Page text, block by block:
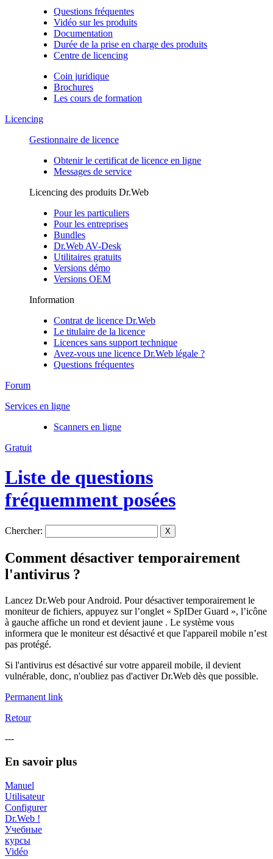
Questions fréquentes
Vidéo sur les produits
Documentation
Durée de la prise en charge des produits
Centre de licencing
Coin juridique
Brochures
Les cours de formation
Licencing
Gestionnaire de licence
Obtenir le certificat de licence en ligne
Messages de service
Licencing des produits Dr.Web
Pour les particuliers
Pour les entreprises
Bundles
Dr.Web AV-Desk
Utilitaires gratuits
Versions démo
Versions OEM
Information
Contrat de licence Dr.Web
Le titulaire de la licence
Licences sans support technique
Avez-vous une licence Dr.Web légale ?
Questions fréquentes
Forum
Services en ligne
Scanners en ligne
Gratuit
Liste de questions
fréquemment posées
Chercher: X
Comment désactiver temporairement
l'antivirus ?
Lancez Dr.Web pour Android. Pour désactiver temporairement le
moniteur de fichiers, appuyez sur l’onglet « SpIDer Guard », l’icône
à gauche affiche un rond et devient jaune . Le système vous
informera que le moniteur est désactivé et que l'appareil mobile n’est
pas protégé.
Si l'antivirus est désactivé sur votre appareil mobile, il devient
vulnérable, donc, n'oubliez pas d'activer Dr.Web dès que possible.
Permanent link
Retour
---
En savoir plus
Manuel
Utilisateur
Configurer
Dr.Web !
Учебные
курсы
Vidéo